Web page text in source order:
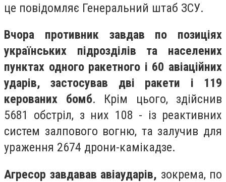
це повідомляє Генеральний штаб ЗСУ.
Вчора противник завдав по позиціях
українських підрозділів та населених
пунктах одного ракетного і 60 авіаційних
ударів, застосував дві ракети і 119
керованих бомб. Крім цього, здійснив
5681 обстріл, з них 108 - із реактивних
систем залпового вогню, та залучив для
ураження 2674 дрони-камікадзе.
Агресор завдавав авіаударів, зокрема, по